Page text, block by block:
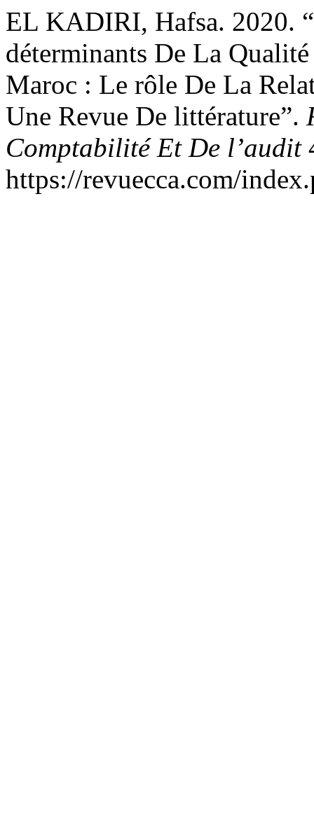
EL KADIRI, Hafsa. 2020.
déterminants De La
Maroc : Le rôle De La
Une Revue De littérature”.
Comptabilité Et De l’audit
https://revuecca.com/